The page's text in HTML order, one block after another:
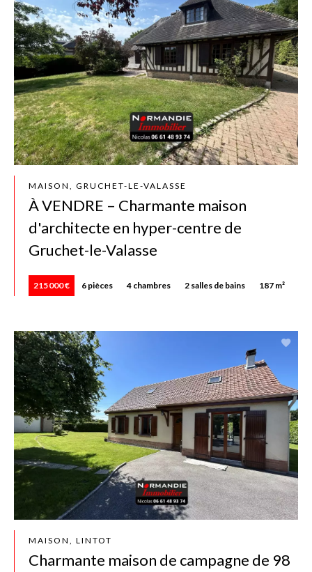
MAISON, GRUCHET-LE-VALASSE
À VENDRE – Charmante maison
d'architecte en hyper-centre de
Gruchet-le-Valasse
215 000 € 6 pièces 4 chambres 2 salles de bains 187 m²
MAISON, LINTOT
Charmante maison de campagne de 98